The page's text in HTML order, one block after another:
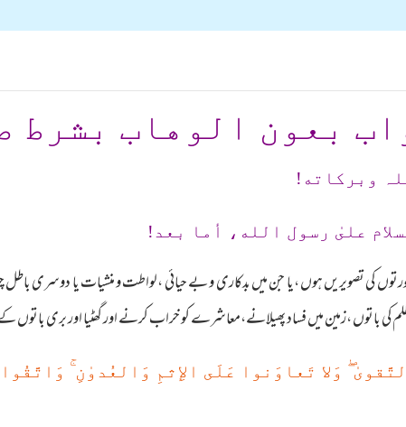
بعون الوهاب بشرط
وبرکاته!
علىٰ رسول الله، أما بعد!
کی تصویریں ہوں ،یا جن میں بدکاری و بے حیائی ،لواطت و منشیات یا
ظلم کی باتوں ،زمین میں فساد پھیلانے،معاشرے کو خراب کرنے اور گھٹیا اور بری
ۖ وَلا تَعاوَنوا عَلَى الإِثمِ وَالعُدو‌ٰنِۚ